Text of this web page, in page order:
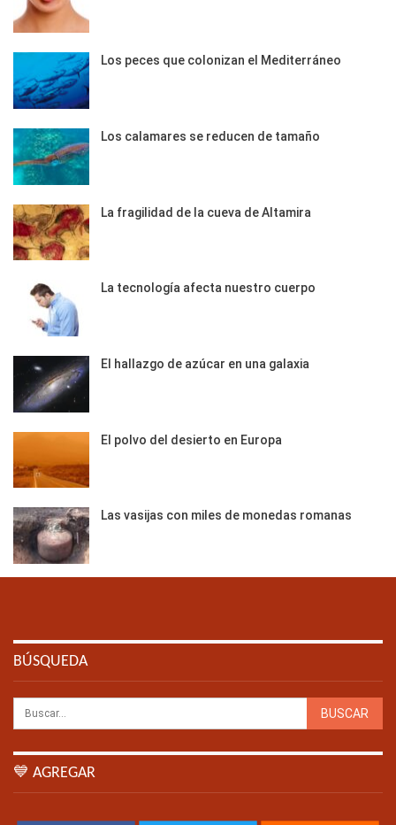
Los peces que colonizan el Mediterráneo
Los calamares se reducen de tamaño
La fragilidad de la cueva de Altamira
La tecnología afecta nuestro cuerpo
El hallazgo de azúcar en una galaxia
El polvo del desierto en Europa
Las vasijas con miles de monedas romanas
BÚSQUEDA
💙 AGREGAR